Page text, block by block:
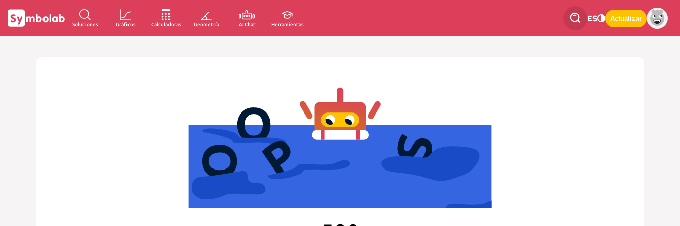
Soluciones Gráficos Calculadoras Geometría AI Chat Herramientas
ES Actualizar